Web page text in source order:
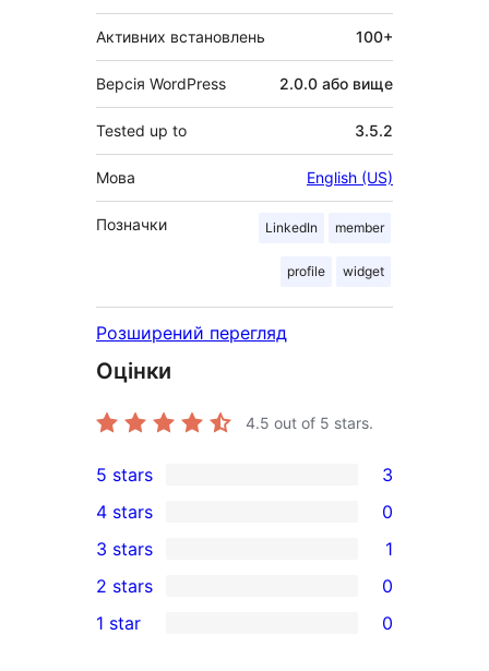
Активних встановлень 100+
Версія WordPress 2.0.0 або вище
Tested up to 3.5.2
Мова English (US)
Позначки LinkedIn member
profile widget
Розширений перегляд
Оцінки
4.5 out of 5 stars.
3
5-
star
reviews
5 stars 3
4-
star
reviews
4 stars 0
1
3-
star
3 stars 1
2-
2 stars 0
1 star 0